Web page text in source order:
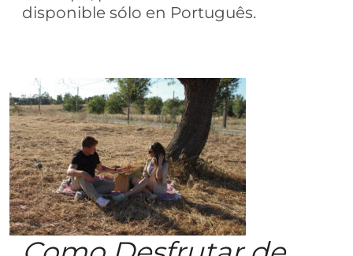
disponible sólo en Português.